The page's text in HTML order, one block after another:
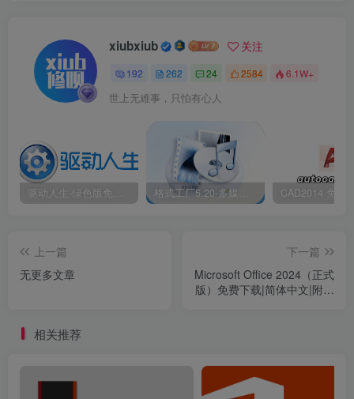
安装位置D（如：将C改为D表示安装到D盘），❸点击【立
xiubxiub 关注
192 262 24 2584 6.1W+
世上无难事，只怕有心人
上一篇
无更多文章
下一篇
Microsoft Office 2024（正式
版）免费下载|简体中文|附完
相关推荐